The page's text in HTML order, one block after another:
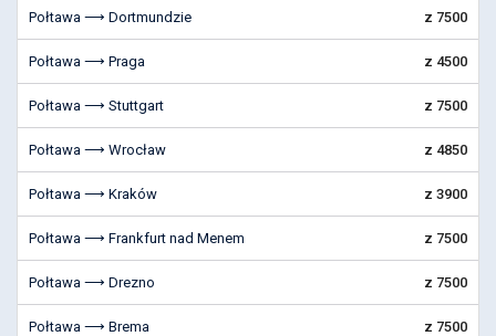
Połtawa ⟶ Dortmundzie z 7500
Połtawa ⟶ Praga z 4500
Połtawa ⟶ Stuttgart z 7500
Połtawa ⟶ Wrocław z 4850
Połtawa ⟶ Kraków z 3900
Połtawa ⟶ Frankfurt nad Menem z 7500
Połtawa ⟶ Drezno z 7500
Połtawa ⟶ Brema z 7500